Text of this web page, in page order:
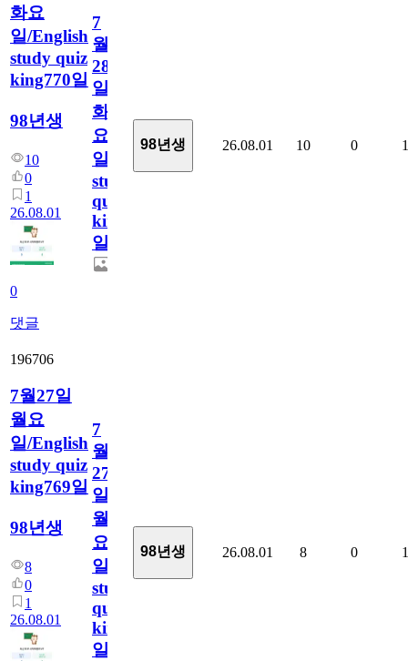
화요
일/English
study quiz
king770일
98년생
10
0
1
26.08.01
0
댓글
7
월
28
일
화
요
일/English
study
quiz
king770
일
98년생 26.08.01 10 0 1
196706
7월27일
월요
일/English
study quiz
king769일
98년생
8
0
1
26.08.01
7
월
27
일
월
요
일/English
study
quiz
king769
일
98년생 26.08.01 8 0 1